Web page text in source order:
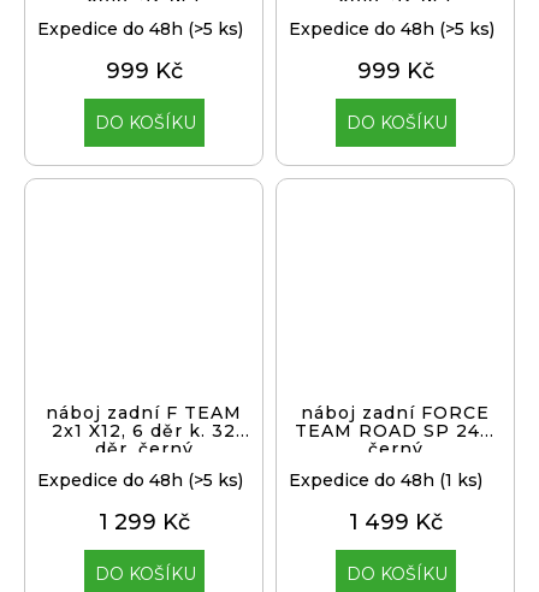
Expedice do 48h (>5 ks)
999 Kč
DO KOŠÍKU
Expedice do 48h (>5 ks)
999 Kč
DO KOŠÍKU
náboj zadní F TEAM
2x1 X12, 6 děr k. 32
děr, černý
Expedice do 48h (>5 ks)
1 299 Kč
DO KOŠÍKU
náboj zadní FORCE
TEAM ROAD SP 24d,
černý
Expedice do 48h (1 ks)
1 499 Kč
DO KOŠÍKU